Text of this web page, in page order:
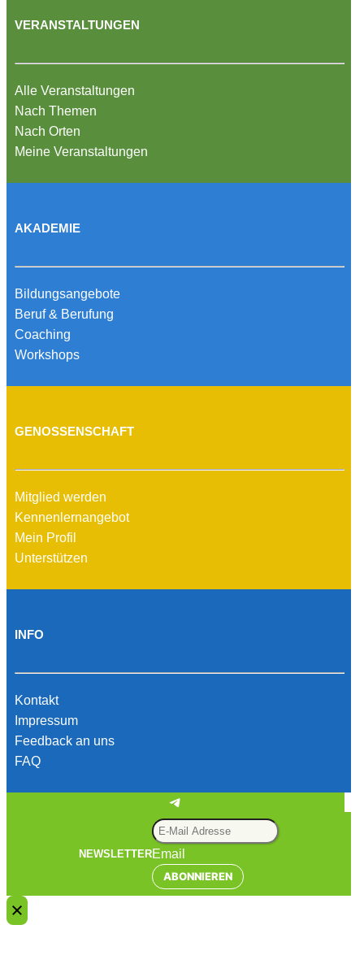
VERANSTALTUNGEN
Alle Veranstaltungen
Nach Themen
Nach Orten
Meine Veranstaltungen
AKADEMIE
Bildungsangebote
Beruf & Berufung
Coaching
Workshops
GENOSSENSCHAFT
Mitglied werden
Kennenlernangebot
Mein Profil
Unterstützen
INFO
Kontakt
Impressum
Feedback an uns
FAQ
Telegram
NEWSLETTEREmail
ABONNIEREN